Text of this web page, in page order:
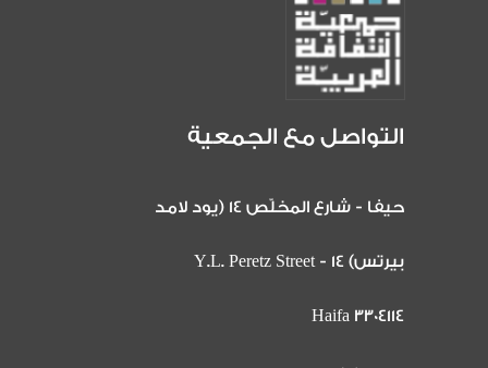
التواصل مع الجمعية
حيفا - شارع المخلّص 14 (يود لامد
بيرتس) 14 Y.L. Peretz Street -
Haifa 3304114